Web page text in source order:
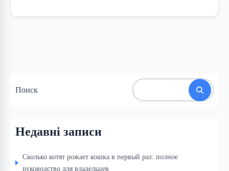
Поиск
Недавні записи
Сколько котят рожает кошка в первый раз: полное
руководство для владельцев